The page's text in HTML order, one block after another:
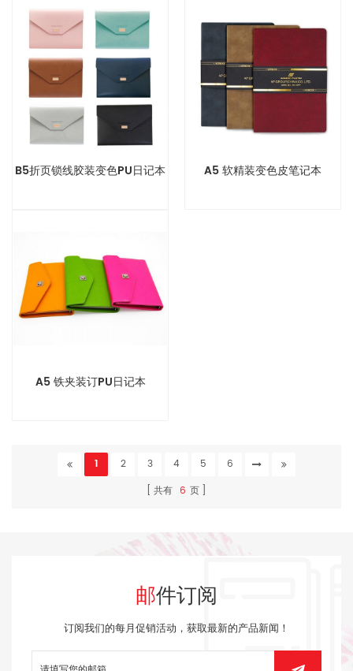
B5折页锁线胶装变色PU日记本 A5 软精装变色皮笔记本
A5 铁夹装订PU日记本
1 2 3 4 5
6
共有 6 页
邮件订阅
订阅我们的每月促销活动，获取最新的产品新闻！